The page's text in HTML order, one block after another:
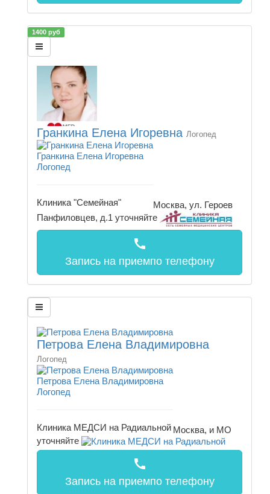
1400 руб
Гранкина Елена Игоревна Логопед
Гранкина Елена Игоревна
Логопед
Клиника "Семейная"
Москва, ул. Героев
Панфиловцев, д.1 уточняйте
call
Запись на приемпо телефону
Петрова Елена Владимировна
Логопед
Петрова Елена Владимировна
Логопед
Клиника МЕДСИ на Радиальной Москва, и МО
уточняйте
call
Запись на приемпо телефону